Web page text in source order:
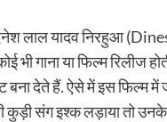
लाल यादव निरहुआ
भी गाना या फिल्म रिलीज
देते हैं. ऐसे में इस फिल्म में
कुड़ी संग इश्क लड़ाया तो उनके